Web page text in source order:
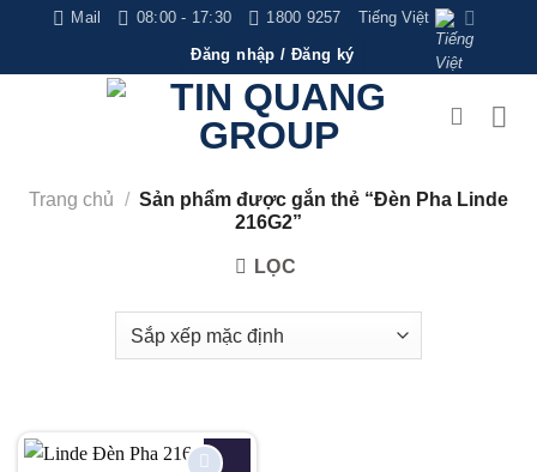
nội
Mail 08:00 - 17:30 1800 9257 Tiếng Việt
Đăng nhập / Đăng ký
Trang chủ / Sản phẩm được gắn thẻ “Đèn Pha Linde
216G2”
LỌC